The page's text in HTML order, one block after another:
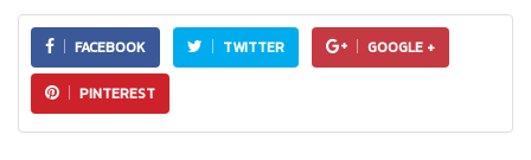
FACEBOOK TWITTER GOOGLE +
PINTEREST